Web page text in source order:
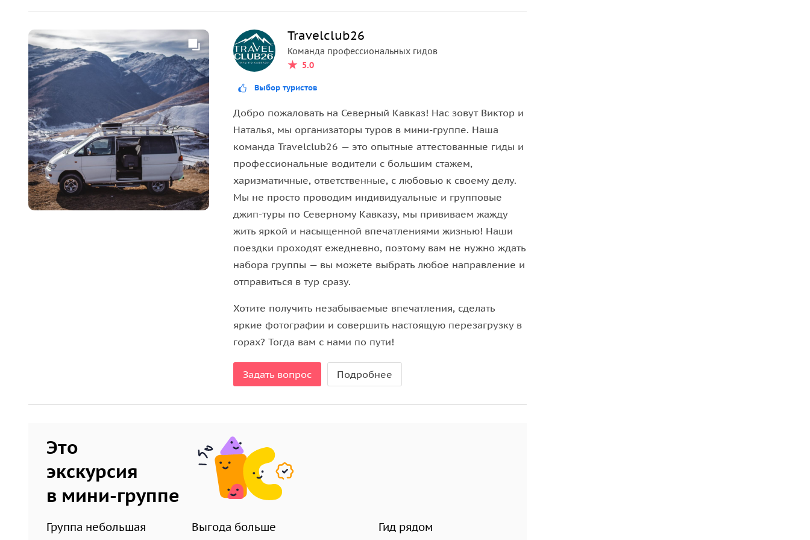
Travelclub26
Команда профессиональных гидов
5.0
Выбор туристов
Добро пожаловать на Северный Кавказ! Нас зовут Виктор и
Наталья, мы организаторы туров в мини-группе. Наша
команда Travelclub26 — это опытные аттестованные гиды и
профессиональные водители с большим стажем,
харизматичные, ответственные, с любовью к своему делу.
Мы не просто проводим индивидуальные и групповые
джип-туры по Северному Кавказу, мы прививаем жажду
жить яркой и насыщенной впечатлениями жизнью! Наши
поездки проходят ежедневно, поэтому вам не нужно ждать
набора группы — вы можете выбрать любое направление и
отправиться в тур сразу.
Хотите получить незабываемые впечатления, сделать
яркие фотографии и совершить настоящую перезагрузку в
горах? Тогда вам с нами по пути!
Задать вопрос Подробнее
Это
экскурсия
в мини-группе
Группа небольшая Выгода больше Гид рядом